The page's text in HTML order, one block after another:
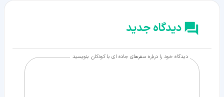
دیدگاه جدید
دیدگاه خود را درباره سفرهای جاده ای با کودکان بنویسید